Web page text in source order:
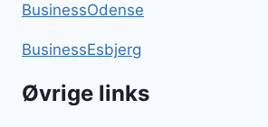
BusinessOdense
BusinessEsbjerg
Øvrige links